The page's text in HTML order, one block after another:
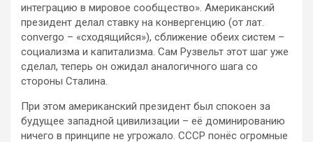
интеграцию в мировое сообщество». Американский
президент делал ставку на конвергенцию (от лат.
convergo – «сходящийся»), сближение обеих систем –
социализма и капитализма. Сам Рузвельт этот шаг уже
сделал, теперь он ожидал аналогичного шага со
стороны Сталина.
При этом американский президент был спокоен за
будущее западной цивилизации – её доминированию
ничего в принципе не угрожало. СССР понёс огромные